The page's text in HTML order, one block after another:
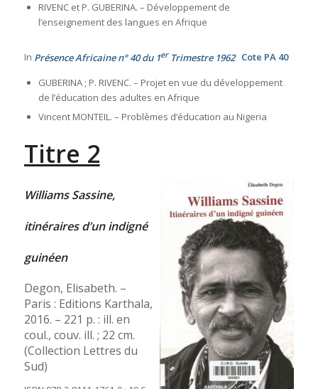
RIVENC et P. GUBERINA. – Développement de
l’enseignement des langues en Afrique
In Présence Africaine n° 40 du 1erTrimestre 1962 Cote PA 40
GUBERINA ; P. RIVENC. – Projet en vue du développement
de l’éducation des adultes en Afrique
Vincent MONTEIL. – Problèmes d’éducation au Nigeria
Titre 2
Williams Sassine,
itinéraires d’un indigné
guinéen
Degon, Elisabeth. –
Paris : Editions Karthala,
2016. – 221 p. : ill. en
coul., couv. ill. ; 22 cm.
(Collection Lettres du
Sud)